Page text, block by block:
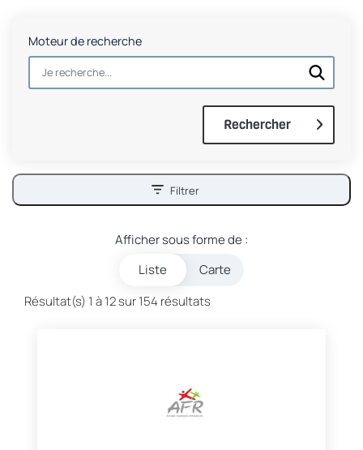
Moteur de recherche
Filtrer
Résultat(s) 1 à 12 sur 154 résultats
Afficher sous forme de :
Liste
Carte